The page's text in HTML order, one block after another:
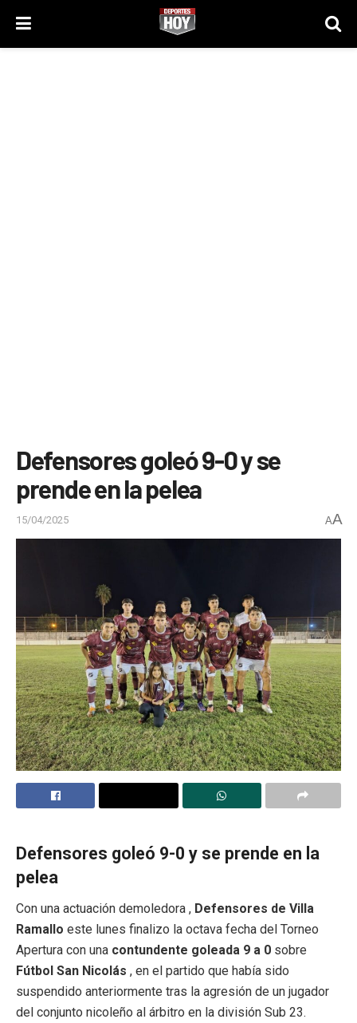
Defensores goleó 9-0 y se
prende en la pelea
15/04/2025 AA
Defensores goleó 9-0 y se prende en la
pelea
Con una actuación demoledora , Defensores de Villa
Ramallo este lunes finalizo la octava fecha del Torneo
Apertura con una contundente goleada 9 a 0 sobre
Fútbol San Nicolás , en el partido que había sido
suspendido anteriormente tras la agresión de un jugador
del conjunto nicoleño al árbitro en la división Sub 23.